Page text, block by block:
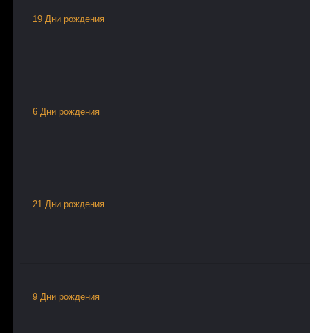
19 Дни рождения
6 Дни рождения
21 Дни рождения
9 Дни рождения